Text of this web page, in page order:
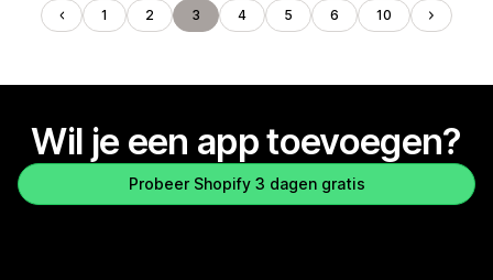
1 2 3 4 5 6 10
Wil je een app toevoegen?
Probeer Shopify 3 dagen gratis